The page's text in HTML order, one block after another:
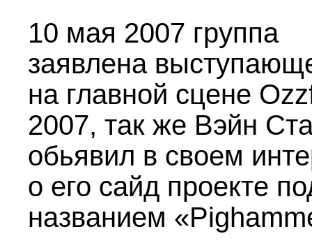
10 мая 2007 группа
заявлена
на главной сцене
2007, так же Вэйн
обьявил в своем
о его сайд проекте
названием